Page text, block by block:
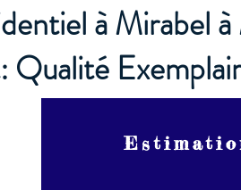
à Mirabel
Qualité